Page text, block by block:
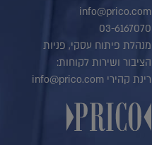
info@prico.com
03-6167070
מנהלת פיתוח עסקי, פניות
הציבור ושירות לקוחות:
רינת קהירי info@prico.com